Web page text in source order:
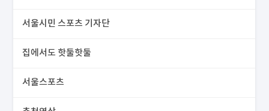
서울시민 스포츠 기자단
집에서도 핫둘핫둘
서울스포츠